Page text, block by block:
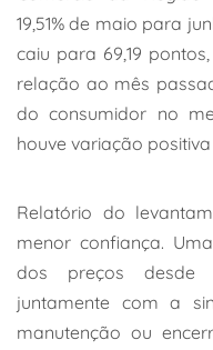
19,51% de maio para
caiu para 69,19
relação ao mês
do consumidor no
houve variação positiva
Relatório do
menor confiança.
dos preços desde
juntamente com a
manutenção ou